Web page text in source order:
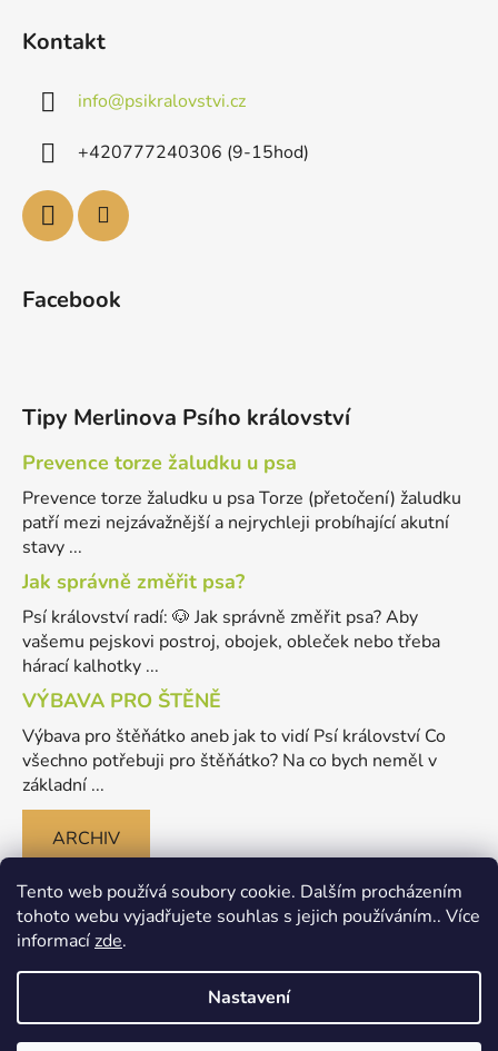
Tento web používá soubory cookie. Dalším procházením
tohoto webu vyjadřujete souhlas s jejich používáním.. Více
informacízde.
Nastavení
Kontakt
info@psikralovstvi.cz
+420777240306 (9-15hod)
Facebook
Tipy Merlinova Psího království
Prevence torze žaludku u psa
Prevence torze žaludku u psa Torze (přetočení) žaludku
patří mezi nejzávažnější a nejrychleji probíhající akutní
stavy ...
Jak správně změřit psa?
Psí království radí: 🐶 Jak správně změřit psa? Aby
vašemu pejskovi postroj, obojek, obleček nebo třeba
hárací kalhotky ...
VÝBAVA PRO ŠTĚNĚ
Výbava pro štěňátko aneb jak to vidí Psí království Co
všechno potřebuji pro štěňátko? Na co bych neměl v
základní ...
ARCHIV